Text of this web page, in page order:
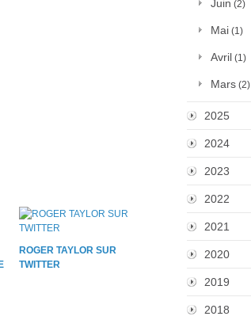
ROGER TAYLOR SUR
TWITTER
Juin (2)
Mai (1)
Avril (1)
Mars (2)
2025
2024
2023
2022
2021
2020
2019
2018